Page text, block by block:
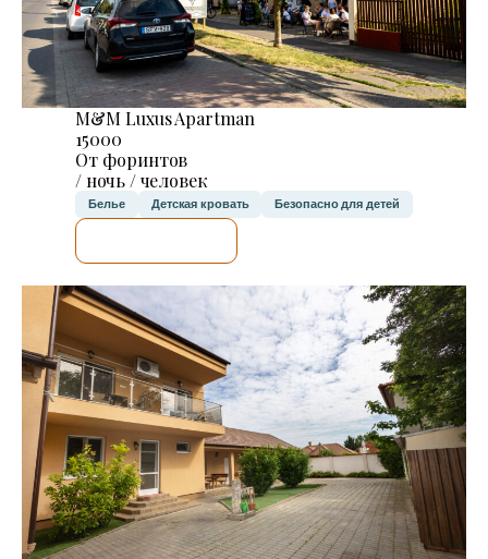
M&M Luxus Apartman
15000
От форинтов
/ ночь / человек
Белье Детская кровать Безопасно для детей